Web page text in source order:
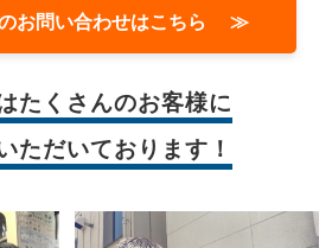
のお問い合わせはこちら ≫
たくさんのお客様に
ただいております！